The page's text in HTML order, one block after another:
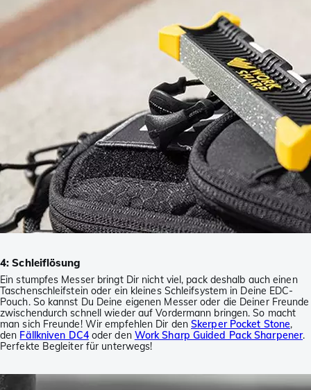
4: Schleiflösung
Ein stumpfes Messer bringt Dir nicht viel, pack deshalb auch einen
Taschenschleifstein oder ein kleines Schleifsystem in Deine EDC-
Pouch. So kannst Du Deine eigenen Messer oder die Deiner Freunde
zwischendurch schnell wieder auf Vordermann bringen. So macht
man sich Freunde! Wir empfehlen Dir denSkerper Pocket Stone,
den Fällkniven DC4oder den Work Sharp Guided Pack Sharpener.
Perfekte Begleiter für unterwegs!